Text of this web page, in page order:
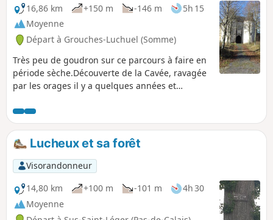
16,86 km
+150 m -146 m
5h 15
Moyenne
Départ à Grouches-Luchuel (Somme)
Très peu de goudron sur ce parcours à faire en
période sèche.Découverte de la Cavée, ravagée
par les orages il y a quelques années et
chemin sur l'ancienne voie ferrée (bien
ombragée) avant de descendre sur le beau
village de Grouches-Luchuel.
Lucheux et sa forêt
Visorandonneur
14,80 km
+100 m -101 m
4h 30
Moyenne